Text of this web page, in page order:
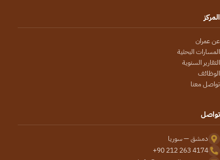
المركز
عن عمران
المسارات البحثية
التقارير السنوية
الوظائف
تواصل معنا
تواصل
دمشق — سوريا
+90 212 263 4174